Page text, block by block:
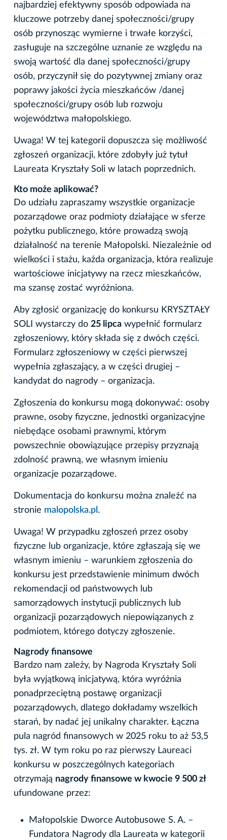
najbardziej efektywny sposób odpowiada na
kluczowe potrzeby danej społeczności/grupy
osób przynosząc wymierne i trwałe korzyści,
zasługuje na szczególne uznanie ze względu na
swoją wartość dla danej społeczności/grupy
osób, przyczynił się do pozytywnej zmiany oraz
poprawy jakości życia mieszkańców /danej
społeczności/grupy osób lub rozwoju
województwa małopolskiego.
Uwaga! W tej kategorii dopuszcza się możliwość
zgłoszeń organizacji, które zdobyły już tytuł
Laureata Kryształy Soli w latach poprzednich.
Kto może aplikować?
Do udziału zapraszamy wszystkie organizacje
pozarządowe oraz podmioty działające w sferze
pożytku publicznego, które prowadzą swoją
działalność na terenie Małopolski. Niezależnie od
wielkości i stażu, każda organizacja, która realizuje
wartościowe inicjatywy na rzecz mieszkańców,
ma szansę zostać wyróżniona.
Aby zgłosić organizację do konkursu KRYSZTAŁY
SOLI wystarczy do 25 lipca wypełnić formularz
zgłoszeniowy, który składa się z dwóch części.
Formularz zgłoszeniowy w części pierwszej
wypełnia zgłaszający, a w części drugiej –
kandydat do nagrody – organizacja.
Zgłoszenia do konkursu mogą dokonywać: osoby
prawne, osoby fizyczne, jednostki organizacyjne
niebędące osobami prawnymi, którym
powszechnie obowiązujące przepisy przyznają
zdolność prawną, we własnym imieniu
organizacje pozarządowe.
Dokumentacja do konkursu można znaleźć na
stronie malopolska.pl .
Uwaga! W przypadku zgłoszeń przez osoby
fizyczne lub organizacje, które zgłaszają się we
własnym imieniu – warunkiem zgłoszenia do
konkursu jest przedstawienie minimum dwóch
rekomendacji od państwowych lub
samorządowych instytucji publicznych lub
organizacji pozarządowych niepowiązanych z
podmiotem, którego dotyczy zgłoszenie.
Nagrody finansowe
Bardzo nam zależy, by Nagroda Kryształy Soli
była wyjątkową inicjatywą, która wyróżnia
ponadprzeciętną postawę organizacji
pozarządowych, dlatego dokładamy wszelkich
starań, by nadać jej unikalny charakter. Łączna
pula nagród finansowych w 2025 roku to aż 53,5
tys. zł. W tym roku po raz pierwszy Laureaci
konkursu w poszczególnych kategoriach
otrzymają nagrody finansowe w kwocie 9 500 zł
ufundowane przez:
Małopolskie Dworce Autobusowe S. A. –
Fundatora Nagrody dla Laureata w kategorii